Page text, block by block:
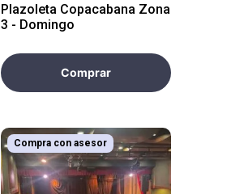
Plazoleta Copacabana Zona
3 - Domingo
Comprar
Compra con asesor